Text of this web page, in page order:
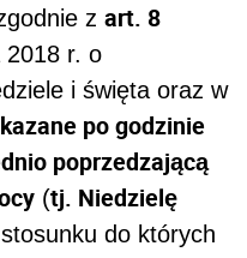
z art. 8
2018 r. o
i święta oraz w
po godzinie
poprzedzającą
(tj. Niedzielę
do których